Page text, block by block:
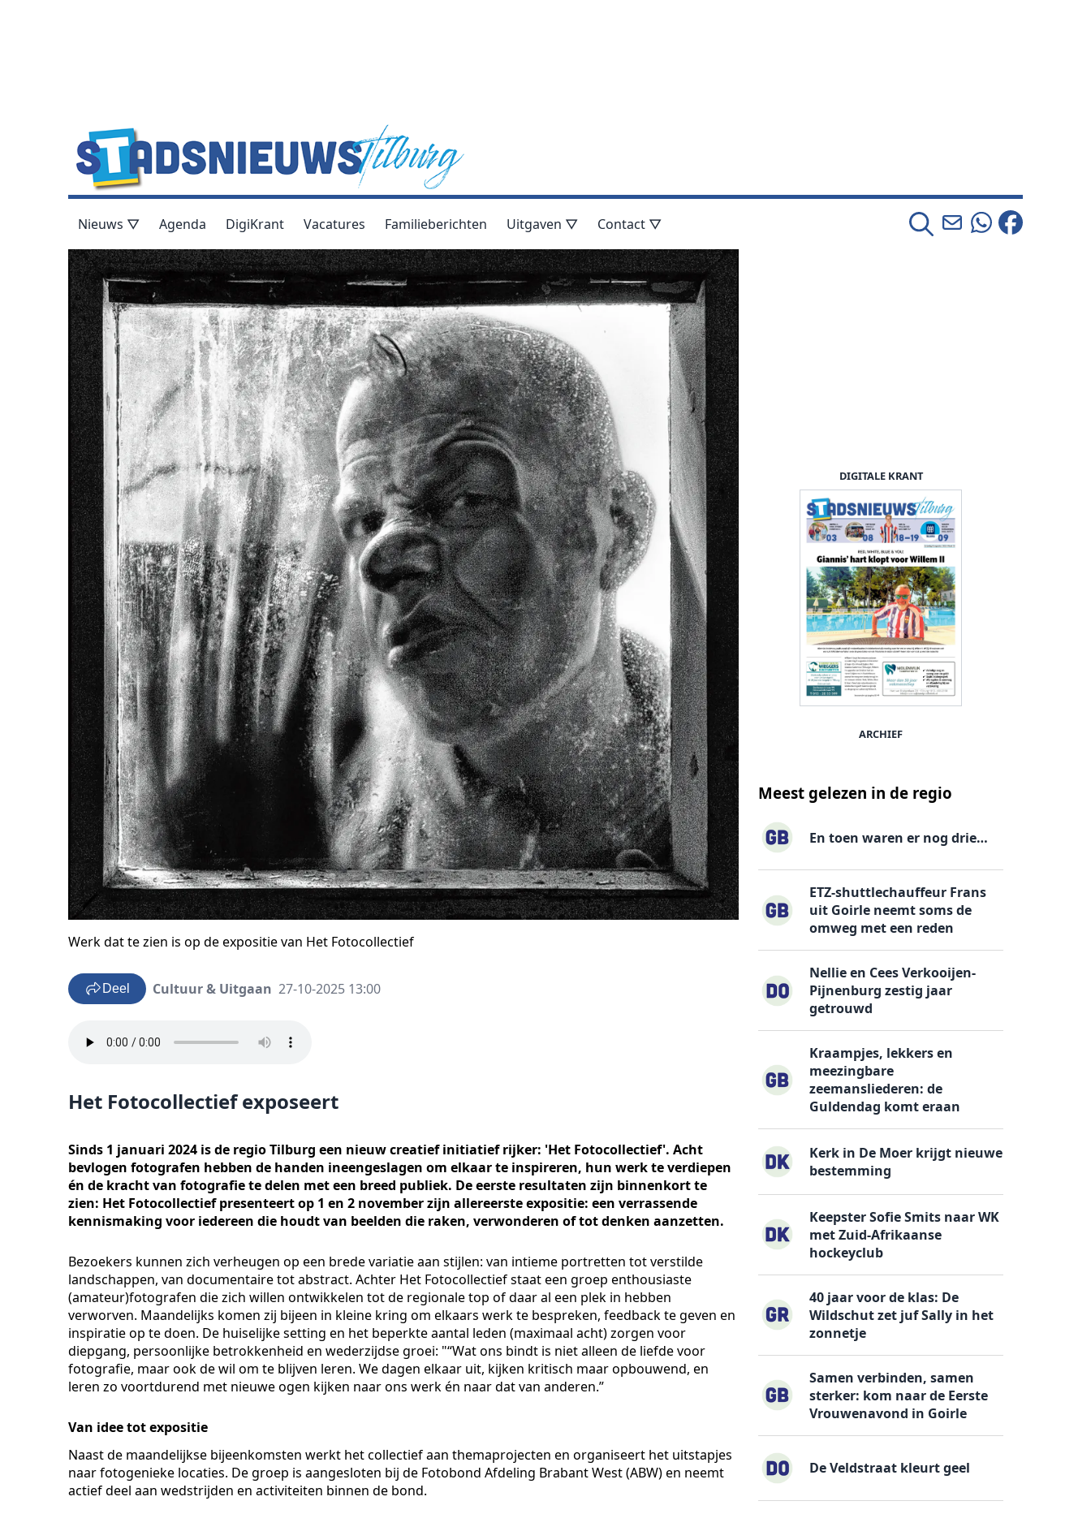
Nieuws ▽ Agenda DigiKrant Vacatures Familieberichten Uitgaven ▽ Contact ▽
Werk dat te zien is op de expositie van Het Fotocollectief
Deel Cultuur & Uitgaan 27-10-2025 13:00
Het Fotocollectief exposeert
Sinds 1 januari 2024 is de regio Tilburg een nieuw creatief initiatief rijker: 'Het Fotocollectief'. Acht
bevlogen fotografen hebben de handen ineengeslagen om elkaar te inspireren, hun werk te verdiepen
én de kracht van fotografie te delen met een breed publiek. De eerste resultaten zijn binnenkort te
zien: Het Fotocollectief presenteert op 1 en 2 november zijn allereerste expositie: een verrassende
kennismaking voor iedereen die houdt van beelden die raken, verwonderen of tot denken aanzetten.
Bezoekers kunnen zich verheugen op een brede variatie aan stijlen: van intieme portretten tot verstilde
landschappen, van documentaire tot abstract. Achter Het Fotocollectief staat een groep enthousiaste
(amateur)fotografen die zich willen ontwikkelen tot de regionale top of daar al een plek in hebben
verworven. Maandelijks komen zij bijeen in kleine kring om elkaars werk te bespreken, feedback te geven en
inspiratie op te doen. De huiselijke setting en het beperkte aantal leden (maximaal acht) zorgen voor
diepgang, persoonlijke betrokkenheid en wederzijdse groei: "“Wat ons bindt is niet alleen de liefde voor
fotografie, maar ook de wil om te blijven leren. We dagen elkaar uit, kijken kritisch maar opbouwend, en
leren zo voortdurend met nieuwe ogen kijken naar ons werk én naar dat van anderen.”
Van idee tot expositie
Naast de maandelijkse bijeenkomsten werkt het collectief aan themaprojecten en organiseert het uitstapjes
naar fotogenieke locaties. De groep is aangesloten bij de Fotobond Afdeling Brabant West (ABW) en neemt
actief deel aan wedstrijden en activiteiten binnen de bond.
DIGITALE KRANT
ARCHIEF
Meest gelezen in de regio
En toen waren er nog drie…
ETZ-shuttlechauffeur Frans
uit Goirle neemt soms de
omweg met een reden
Nellie en Cees Verkooijen-
Pijnenburg zestig jaar
getrouwd
Kraampjes, lekkers en
meezingbare
zeemansliederen: de
Guldendag komt eraan
Kerk in De Moer krijgt nieuwe
bestemming
Keepster Sofie Smits naar WK
met Zuid-Afrikaanse
hockeyclub
40 jaar voor de klas: De
Wildschut zet juf Sally in het
zonnetje
Samen verbinden, samen
sterker: kom naar de Eerste
Vrouwenavond in Goirle
De Veldstraat kleurt geel